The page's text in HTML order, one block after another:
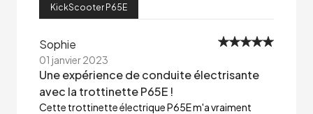
KickScooter P65E
Sophie
01 janvier 2023
Une expérience de conduite électrisante
avec la trottinette P65E !
Cette trottinette électrique P65E m'a vraiment